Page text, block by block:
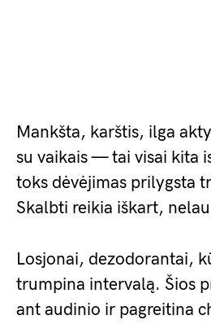
Mankšta, karštis, ilga
su vaikais — tai visai kita
toks dėvėjimas prilygsta
Skalbti reikia iškart,
Losjonai, dezodorantai,
trumpina intervalą. Šios
ant audinio ir pagreitina